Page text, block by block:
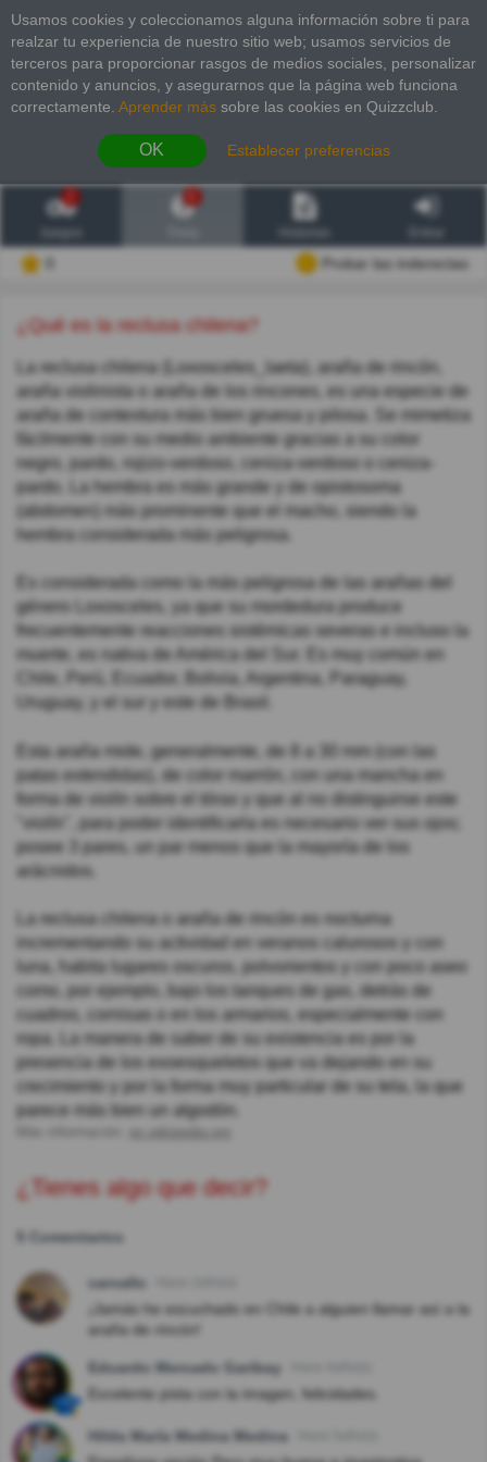
Usamos cookies y coleccionamos alguna información sobre ti para
realzar tu experiencia de nuestro sitio web; usamos servicios de
terceros para proporcionar rasgos de medios sociales, personalizar
contenido y anuncios, y asegurarnos que la página web funciona
correctamente. Aprender más sobre las cookies en Quizzclub.
OK Establecer preferencias
2
Probar las inderectas
¿Qué es la reclusa chilena?
La reclusa chilena (Loxosceles_laeta), araña de rincón,
araña violinista o araña de los rincones, es una especie de
araña de contextura más bien gruesa y pilosa. Se mimetiza
fácilmente con su medio ambiente gracias a su color
negro, pardo, rojizo-verdoso, ceniza-verdoso o ceniza-
pardo. La hembra es más grande y de opistosoma
(abdomen) más prominente que el macho, siendo la
hembra considerada más peligrosa.
Es considerada como la más peligrosa de las arañas del
género Loxosceles, ya que su mordedura produce
frecuentemente reacciones sistémicas severas e incluso la
muerte, es nativa de América del Sur. Es muy común en
Chile, Perú, Ecuador, Bolivia, Argentina, Paraguay,
Uruguay, y el sur y este de Brasil.
Esta araña mide, generalmente, de 8 a 30 mm (con las
patas extendidas), de color marrón, con una mancha en
forma de violín sobre el tórax y que al no distinguirse este
"violín", para poder identificarla es necesario ver sus ojos;
posee 3 pares, un par menos que la mayoría de los
arácnidos.
La reclusa chilena o araña de rincón es nocturna
incrementando su actividad en veranos calurosos y con
luna, habita lugares oscuros, polvorientos y con poco aseo
como, por ejemplo, bajo los tanques de gas, detrás de
cuadros, cornisas o en los armarios, especialmente con
ropa. La manera de saber de su existencia es por la
presencia de los exoesqueletos que va dejando en su
crecimiento y por la forma muy particular de su tela, la que
parece más bien un algodón.
¿Tienes algo que decir?
5 Comentarios
carvallo
¡Jamás he escuchado en Chile a alguien llamar así a la
araña de rincón!
Eduardo Mercado Garibay
Excelente pista con la imagen, felicidades.
Hilda María Medina Medina